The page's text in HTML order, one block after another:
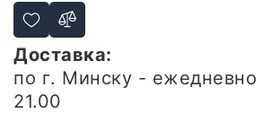
Доставка:
по г. Минску - ежедневно
21.00